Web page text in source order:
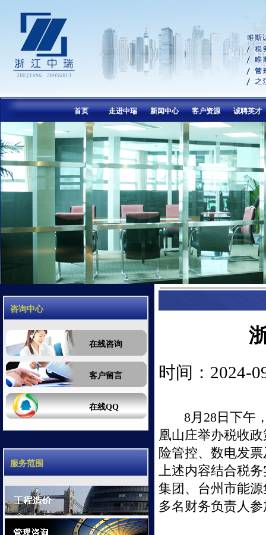
首页 走进中瑞 新闻中心 客户资源 诚聘英才
咨询中心
在线咨询
客户留言
在线QQ
服务范围
时间：2024-
8月 28日下午
凰山庄举办税收
险管控、数电发
上述内容结合税
集团、台州市能
多名财务负责人